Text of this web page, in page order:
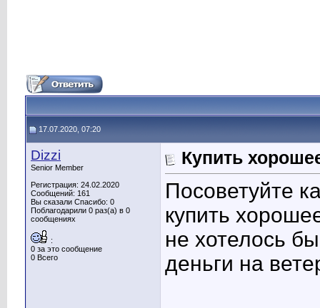
17.07.2020, 07:20
Dizzi
Senior Member
Регистрация: 24.02.2020
Сообщений: 161
Вы сказали Спасибо: 0
Поблагодарили 0 раз(а) в 0
сообщениях
:
0 за это сообщение
0 Всего
Купить
Посоветуйте
купить
не хотелось
деньги на